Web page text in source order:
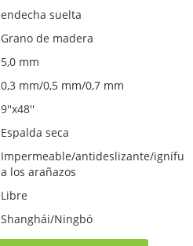
endecha suelta
Grano de madera
5,0 mm
0,3 mm/0,5 mm/0,7 mm
9''x48''
Espalda seca
Impermeable/antideslizante/
a los arañazos
Libre
Shanghái/Ningbó